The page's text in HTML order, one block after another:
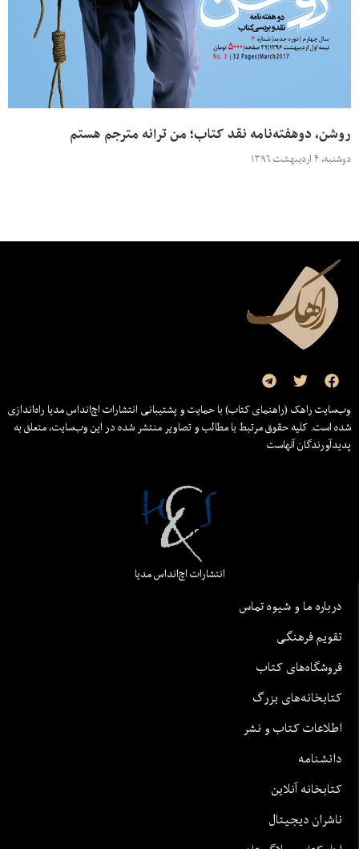
روشن، دوهفته‌نامه نقد کتاب؛ من ترانه مترجم هستم
دوشنبه، ۴ اردیبهشت ۱۳۹۶
وب‌سایت راهک (راهنمای کتاب) با حمایت و پشتیبانی انتشارات اچ‌اند‌اس مدیا راه‌اندازی
شده است. کلیه حقوق مرتبط با مطالب و تصاویر منتشر شده در این وب‌سایت، متعلق به
پدیدآورندگان آنهاست
انتشارات اچ‌اند‌اس مدیا
درباره ما و شیوه تماس
تقویم فرهنگی
فروشگاه‌های کتاب
کتابخانه‌های بزرگ
اطلاعات کتاب و نشر
دانشنامه
کتابخانه آنلاین
ناشران دیجیتال